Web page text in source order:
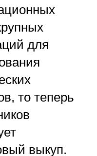
для
то теперь
выкуп.